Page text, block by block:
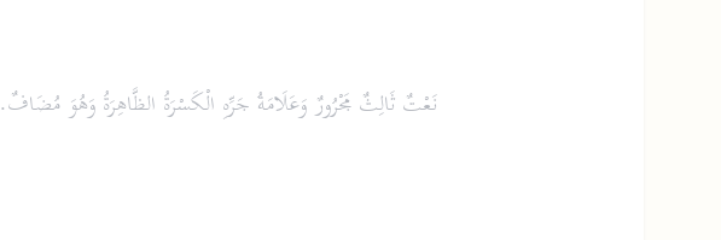
نَعْتٌ ثَالِثٌ مَجْرُورٌ وَعَلَامَةُ جَرِّهِ الْكَسْرَةُ الظَّاهِرَةُ وَهُوَ مُضَافٌ.